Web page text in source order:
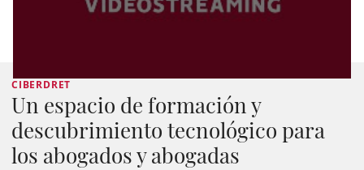
CIBERDRET
Un espacio de formación y
descubrimiento tecnológico para
los abogados y abogadas